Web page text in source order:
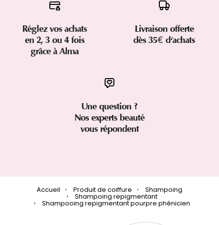
Réglez vos achats
en 2, 3 ou 4 fois
grâce à Alma
Livraison offerte
dès 35€ d'achats
Une question ?
Nos experts beauté
vous répondent
Accueil Produit de coiffure Shampoing
Shampoing repigmentant
Shampooing repigmentant pourpre phénicien